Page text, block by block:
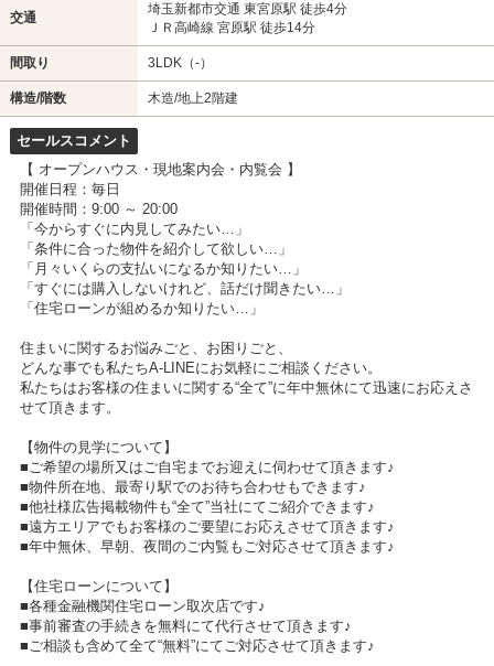
交通
埼玉新都市交通 東宮原駅 徒歩4分
ＪＲ高崎線 宮原駅 徒歩14分
間取り 3LDK（-）
構造/階数 木造/地上2階建
セールスコメント
【 オープンハウス・現地案内会・内覧会 】
開催日程：毎日
開催時間：9:00 ～ 20:00
「今からすぐに内見してみたい…」
「条件に合った物件を紹介して欲しい…」
「月々いくらの支払いになるか知りたい…」
「すぐには購入しないけれど、話だけ聞きたい…」
「住宅ローンが組めるか知りたい…」
住まいに関するお悩みごと、お困りごと、
どんな事でも私たちA-LINEにお気軽にご相談ください。
私たちはお客様の住まいに関する“全て”に年中無休にて迅速にお応えさ
せて頂きます。
【物件の見学について】
■ご希望の場所又はご自宅までお迎えに伺わせて頂きます♪
■物件所在地、最寄り駅でのお待ち合わせもできます♪
■他社様広告掲載物件も“全て”当社にてご紹介できます♪
■遠方エリアでもお客様のご要望にお応えさせて頂きます♪
■年中無休、早朝、夜間のご内覧もご対応させて頂きます♪
【住宅ローンについて】
■各種金融機関住宅ローン取次店です♪
■事前審査の手続きを無料にて代行させて頂きます♪
■ご相談も含めて全て“無料”にてご対応させて頂きます♪